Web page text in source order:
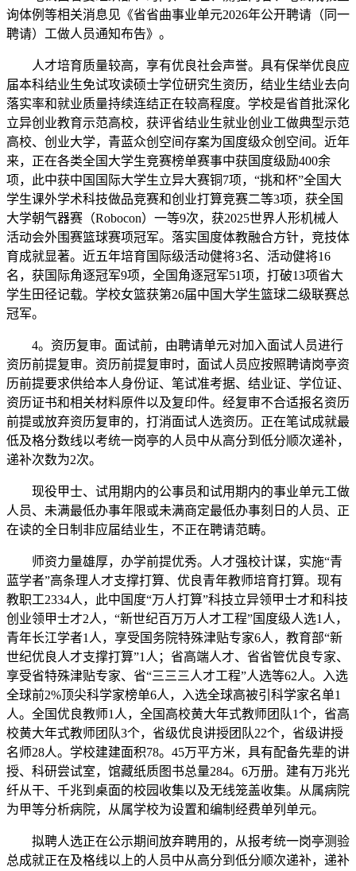
询体例等相关消息见《省省曲事业单元2026年公开聘请（同一
聘请）工做人员通知布告》。
人才培育质量较高，享有优良社会声誉。具有保举优良应
届本科结业生免试攻读硕士学位研究生资历，结业生结业去向
落实率和就业质量持续连结正在较高程度。学校是省首批深化
立异创业教育示范高校，获评省结业生就业创业工做典型示范
高校、创业大学，青蓝众创空间存案为国度级众创空间。近年
来，正在各类全国大学生竞赛榜单赛事中获国度级励400余
项，此中获中国国际大学生立异大赛铜7项，“挑和杯”全国大
学生课外学术科技做品竞赛和创业打算竞赛二等3项，获全国
大学朝气器赛（Robocon）一等9次，获2025世界人形机械人
活动会外围赛篮球赛项冠军。落实国度体教融合方针，竞技体
育成就显著。近五年培育国际级活动健将3名、活动健将16
名，获国际角逐冠军9项，全国角逐冠军51项，打破13项省大
学生田径记载。学校女篮获第26届中国大学生篮球二级联赛总
冠军。
4。资历复审。面试前，由聘请单元对加入面试人员进行
资历前提复审。资历前提复审时，面试人员应按照聘请岗亭资
历前提要求供给本人身份证、笔试准考据、结业证、学位证、
资历证书和相关材料原件以及复印件。经复审不合适报名资历
前提或放弃资历复审的，打消面试人选资历。正在笔试成就最
低及格分数线以考统一岗亭的人员中从高分到低分顺次递补，
递补次数为2次。
现役甲士、试用期内的公事员和试用期内的事业单元工做
人员、未满最低办事年限或未满商定最低办事刻日的人员、正
在读的全日制非应届结业生，不正在聘请范畴。
师资力量雄厚，办学前提优秀。人才强校计谋，实施“青
蓝学者”高条理人才支撑打算、优良青年教师培育打算。现有
教职工2334人，此中国度“万人打算”科技立异领甲士才和科技
创业领甲士才2人，“新世纪百万万人才工程”国度级人选1人，
青年长江学者1人，享受国务院特殊津贴专家6人，教育部“新
世纪优良人才支撑打算”1人；省高端人才、省省管优良专家、
享受省特殊津贴专家、省“三三三人才工程”人选等62人。入选
全球前2%顶尖科学家榜单6人，入选全球高被引科学家名单1
人。全国优良教师1人，全国高校黄大年式教师团队1个，省高
校黄大年式教师团队3个，省级优良讲授团队22个，省级讲授
名师28人。学校建建面积78。45万平方米，具有配备先辈的讲
授、科研尝试室，馆藏纸质图书总量284。6万册。建有万兆光
纤从干、千兆到桌面的校园收集以及无线笼盖收集。从属病院
为甲等分析病院，从属学校为设置和编制经费单列单元。
拟聘人选正在公示期间放弃聘用的，从报考统一岗亭测验
总成就正在及格线以上的人员中从高分到低分顺次递补，递补